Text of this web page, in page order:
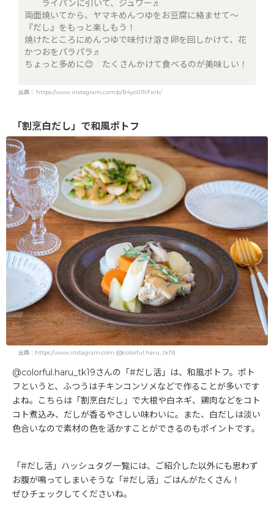
ライパンに引いて、ジュワー♬
両面焼いてから、ヤマキめんつゆをお豆腐に絡ませて〜
『だし』をもっと楽しもう！
焼けたところにめんつゆで味付け溶き卵を回しかけて、花
かつおをパラパラ♬
ちょっと多めに😊 たくさんかけて食べるのが美味しい！
出典： https://www.instagram.com/p/B4yoU9VFerk/
「割烹白だし」で和風ポトフ
出典：https://www.instagram.com (@colorful.haru_tk19)
@colorful.haru_tk19さんの「#だし活」は、和風ポトフ。ポト
フというと、ふつうはチキンコンソメなどで作ることが多いです
よね。こちらは「割烹白だし」で大根や白ネギ、鶏肉などをコト
コト煮込み、だしが香るやさしい味わいに。また、白だしは淡い
色合いなので素材の色を活かすことができるのもポイントです。
「#だし活」ハッシュタグ一覧には、ご紹介した以外にも思わず
お腹が鳴ってしまいそうな「#だし活」ごはんがたくさん！
ぜひチェックしてくださいね。